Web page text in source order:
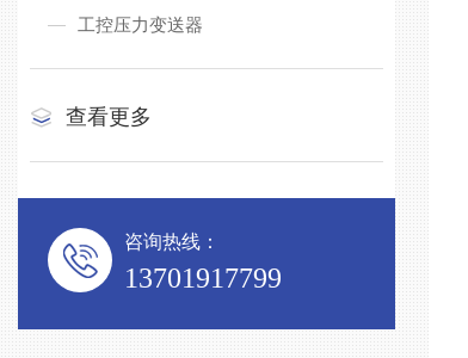
工控压力变送器
查看更多
咨询热线：
13701917799